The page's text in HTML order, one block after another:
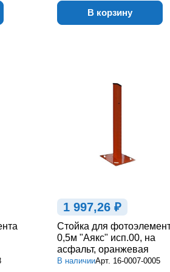
В корзину
1 997,26 ₽
Стойка для
0,5м "Аякс" исп.00, на
асфальт, оранжевая
В наличииАрт. 16-0007-0005